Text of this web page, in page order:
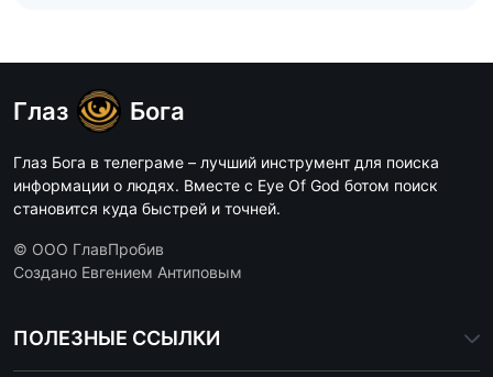
Глаз Бога
Глаз Бога в телеграме – лучший инструмент для поиска
информации о людях. Вместе с Eye Of God ботом поиск
становится куда быстрей и точней.
© ООО ГлавПробив
Создано Евгением Антиповым
ПОЛЕЗНЫЕ ССЫЛКИ